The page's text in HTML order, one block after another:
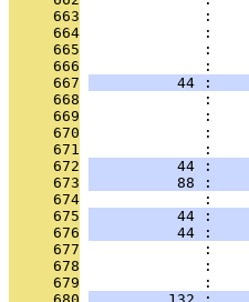
     663
:
     664
:
     665
:
     666
:
     667
44 :
     668
:
     669
:
     670
:
     671
:
     672
44 :
     673
88 :
     674
:
     675
44 :
     676
44 :
     677
:
     678
:
     679
: